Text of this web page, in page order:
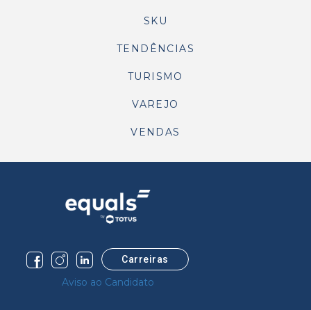
SKU
TENDÊNCIAS
TURISMO
VAREJO
VENDAS
Carreiras
Aviso ao Candidato